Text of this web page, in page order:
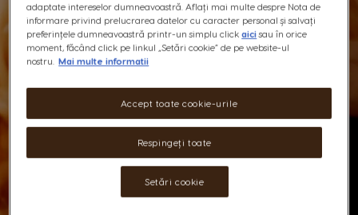
PREPARĂ O CAFEA PE
GUSTUL TĂU CU
NESCAFÉ® Dolce
Gusto®
adaptate intereselor dumneavoastră. Aflați mai multe despre Nota de
informare privind prelucrarea datelor cu caracter personal și salvați
preferințele dumneavoastră printr-un simplu clickaici sau în orice
moment, făcând click pe linkul „Setări cookie” de pe website-ul
nostru.
Mai multe informatii
Respingeți toate
Accept toate cookie-urile
Setări cookie